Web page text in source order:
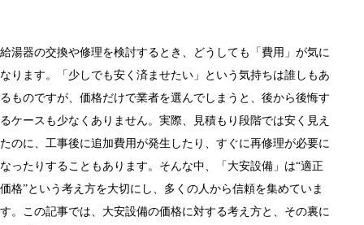
給湯器の交換や修理を検討するとき、どうしても「費用」が気に
なります。「少しでも安く済ませたい」という気持ちは誰しもあ
るものですが、価格だけで業者を選んでしまうと、後から後悔す
るケースも少なくありません。実際、見積もり段階では安く見え
たのに、工事後に追加費用が発生したり、すぐに再修理が必要に
なったりすることもあります。そんな中、「大安設備」は“適正
価格”という考え方を大切にし、多くの人から信頼を集めていま
す。この記事では、大安設備の価格に対する考え方と、その裏に